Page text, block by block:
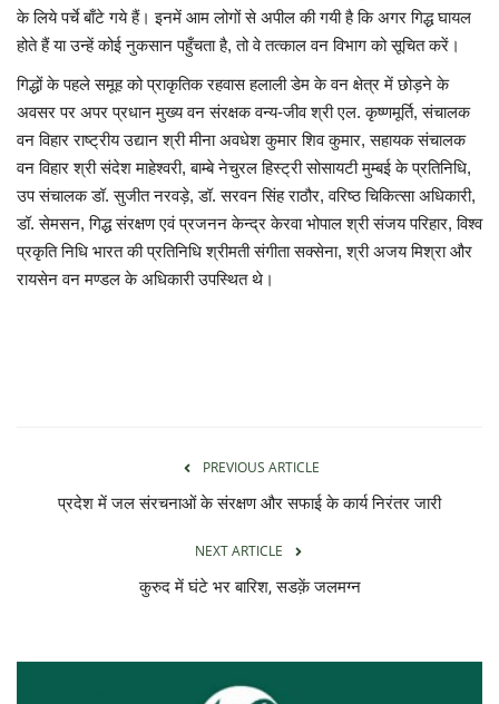
के लिये पर्चे बाँटे गये हैं। इनमें आम लोगों से अपील की गयी है कि अगर गिद्ध घायल
होते हैं या उन्हें कोई नुकसान पहुँचता है, तो वे तत्काल वन विभाग को सूचित करें।
गिद्धों के पहले समूह को प्राकृतिक रहवास हलाली डेम के वन क्षेत्र में छोड़ने के
अवसर पर अपर प्रधान मुख्य वन संरक्षक वन्य-जीव श्री एल. कृष्णमूर्ति, संचालक
वन विहार राष्ट्रीय उद्यान श्री मीना अवधेश कुमार शिव कुमार, सहायक संचालक
वन विहार श्री संदेश माहेश्वरी, बाम्बे नेचुरल हिस्ट्री सोसायटी मुम्बई के प्रतिनिधि,
उप संचालक डॉ. सुजीत नरवड़े, डॉ. सरवन सिंह राठौर, वरिष्ठ चिकित्सा अधिकारी,
डॉ. सेमसन, गिद्ध संरक्षण एवं प्रजनन केन्द्र केरवा भोपाल श्री संजय परिहार, विश्व
प्रकृति निधि भारत की प्रतिनिधि श्रीमती संगीता सक्सेना, श्री अजय मिश्रा और
रायसेन वन मण्डल के अधिकारी उपस्थित थे।
PREVIOUS ARTICLE
प्रदेश में जल संरचनाओं के संरक्षण और सफाई के कार्य निरंतर जारी
NEXT ARTICLE
कुरुद में घंटे भर बारिश, सडक़ें जलमग्न